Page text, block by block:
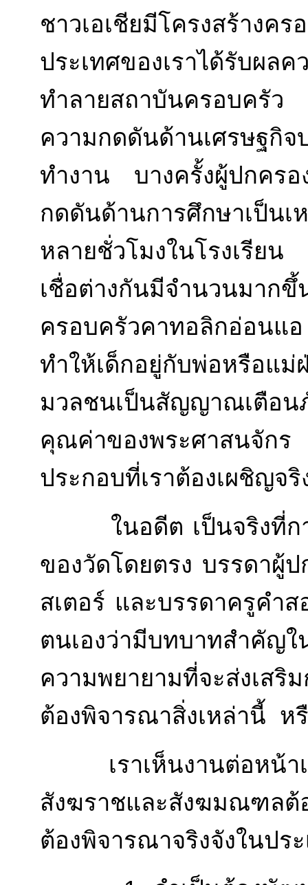
ชาวเอเชียมีโครงสร้าง
ประเทศของเราได้รับผล
ทำลายสถาบันครอบครัว
ความกดดันด้านเศรษ
ทำงาน บางครั้งผู้ปกครอ
กดดันด้านการศึกษาเป็นเ
หลายชั่วโมงในโรงเรีย
เชื่อต่างกันมีจำนวนมา
ครอบครัวคาทอลิกอ่อนแ
ทำให้เด็กอยู่กับพ่อหรือ
มวลชนเป็นสัญญาณเตื
คุณค่าของพระศาสนจัก
ประกอบที่เราต้องเผชิญจ
ในอดีต เป็นจริงที่กา
ของวัดโดยตรง บรรดาผู้
สเตอร์ และบรรดาครูคำ
ตนเองว่ามีบทบาทสำคัญใ
ความพยายามที่จะส่งเส
ต้องพิจารณาสิ่งเหล่านี้ ห
เราเห็นงานต่อหน้าเร
สังฆราชและสังฆมณฑล
ต้องพิจารณาจริงจังในปร